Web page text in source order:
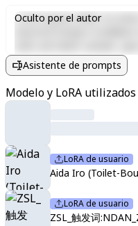
Lorem ipsum dolor sit
laboris nisi ut aliquip ex ea
dolor in reprehenderit in
fugiat nulla pariatur.
proident, sunt in culpa qui
Oculto por el autor
Asistente de prompts
Modelo y LoRA utilizados
LoRA de usuario
Aida Iro (Toilet-
LoRA de usuario
ZSL_触发词